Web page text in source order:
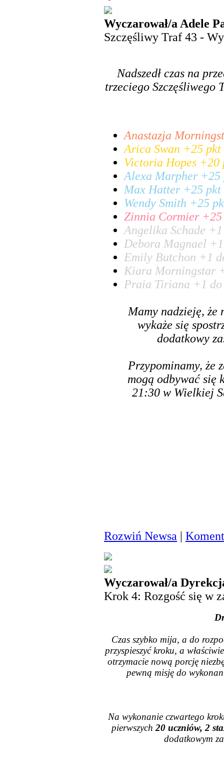
Wyczarował/a Adele
Szczęśliwy Traf 43 -
Nadszedł czas na
trzeciego Szczęśliwego
Anastazja
Arica Swan +25
Victoria Hopes +20
Alexa Marpher +25
Max Hatter +25
Wendy Smith +25
Zinnia Cormier
Angelika Schade
Debora Magnael
Emily Butchon +1
Kiara Morningstar
Praia Tiriana +1
Mamy nadzieję, że
wykaże się
dodatkowy
Przypominamy, że
mogą odbywać się
21:30 w Wielkiej
Rozwiń Newsa |
Wyczarował/a
Krok 4: Rozgość się w
Czas szybko mija, a do
przyspieszyć kroku, a
otrzymacie nową porcję
pewną misję do
Na wykonanie czwartego
pierwszych 20 uczniów, 2
dodatkowym